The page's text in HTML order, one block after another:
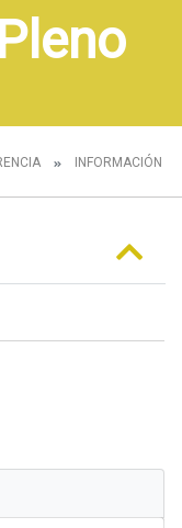
INFORMACIÓN